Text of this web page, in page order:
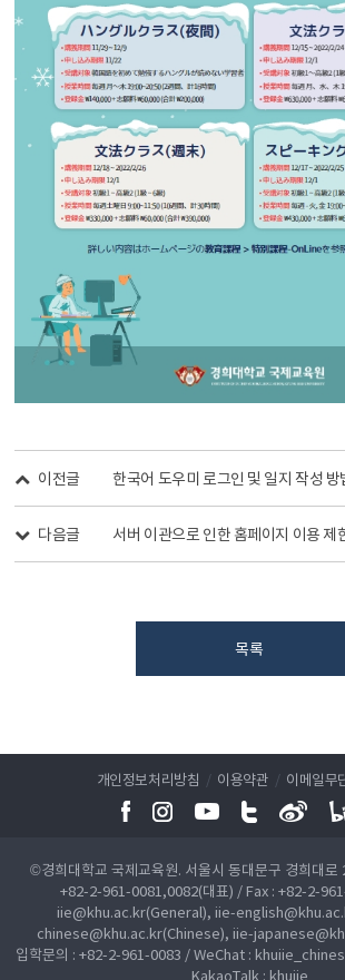
이전글 한국어 도우미 로그인 및 일지 작성 방
다음글
목록
개인정보처리방침 / 이용약관 / 이메일무
©경희대학교 국제교육원. 서울시 동대문구 경희대
+82-2-961-0081,0082(대표) / Fax : +82-2-
iie@khu.ac.kr(General), iie-
chinese@khu.ac.kr(Chinese), iie-
입학문의 : +82-2-961-0083 / WeChat :
KakaoTalk : khuiie